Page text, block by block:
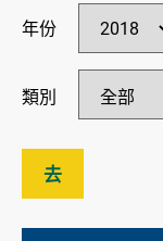
年份
類別
去